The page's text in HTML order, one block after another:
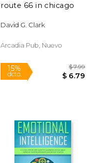
12%
dcto. $
route 66 in chicago
David G. Clark
Arcadia Pub, Nuevo